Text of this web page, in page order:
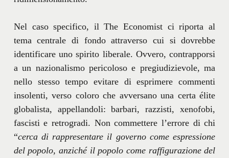
Nel caso specifico, il The Economist ci riporta al
tema centrale di fondo attraverso cui si dovrebbe
identificare uno spirito liberale. Ovvero, contrapporsi
a un nazionalismo pericoloso e pregiudizievole, ma
nello stesso tempo evitare di esprimere commenti
insolenti, verso coloro che avversano una certa élite
globalista, appellandoli: barbari, razzisti, xenofobi,
fascisti e retrogradi. Non commettere l’errore di chi
“cerca di rappresentare il governo come espressione
del popolo, anziché il popolo come raffigurazione del